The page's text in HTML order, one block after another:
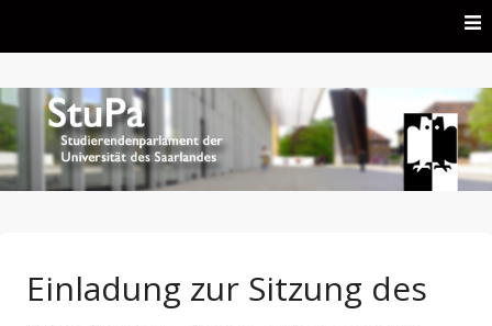
der UdS
Einladung zur Sitzung des